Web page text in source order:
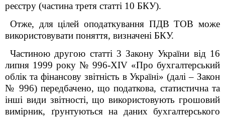
реєстру (частина третя статті 10 БКУ).
Отже, для цілей оподаткування ПДВ ТОВ може
використовувати поняття, визначені БКУ.
Частиною другою статті 3 Закону України від 16
липня 1999 року № 996-XIV «Про бухгалтерський
облік та фінансову звітність в Україні» (далі – Закон
№ 996) передбачено, що податкова, статистична та
інші види звітності, що використовують грошовий
вимірник, ґрунтуються на даних бухгалтерського